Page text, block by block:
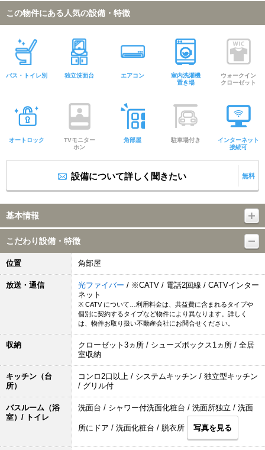
この物件にある人気の設備・特徴
バス・トイレ別 独立洗面台 エアコン
室内洗濯機
置き場
ウォークイン
クローゼット
オートロック
TVモニター
ホン
角部屋 駐車場付き
インターネット
接続可
設備について詳しく聞きたい 無料
基本情報
こだわり設備・特徴
位置 角部屋
放送・通信 光ファイバー / ※CATV / 電話2回線 / CATVインター
ネット
※ CATV について…利用料金は、共益費に含まれるタイプや
個別に契約するタイプなど物件により異なります。詳しく
は、物件お取り扱い不動産会社にお問合せください。
収納
クローゼット3ヵ所 / シューズボックス1ヵ所 / 全居
室収納
キッチン（台
所）
コンロ2口以上 / システムキッチン / 独立型キッチン
/ グリル付
バスルーム（浴
室）/ トイレ
洗面台 / シャワー付洗面化粧台 / 洗面所独立 / 洗面
所にドア / 洗面化粧台 / 脱衣所 写真を見る